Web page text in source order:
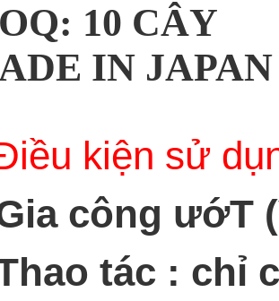
10 CÂY
IN JAPAN
kiện sử
công ướT
tác : chỉ